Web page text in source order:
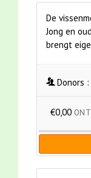
De
Jong en
brengt
Donors :
€0,00